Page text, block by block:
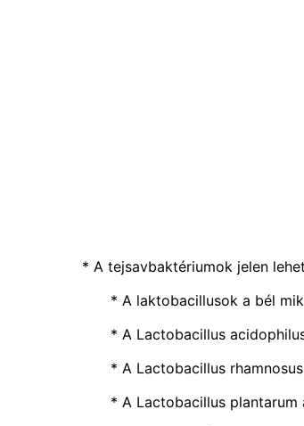
* A tejsavbaktériumok jelen
* A laktobacillusok a bél
* A Lactobacillus
* A Lactobacillus
* A Lactobacillus